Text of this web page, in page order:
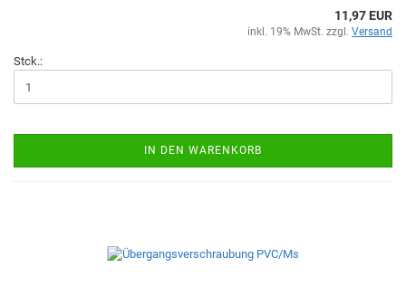
11,97 EUR
inkl. 19% MwSt. zzgl. Versand
Stck.:
IN DEN WARENKORB